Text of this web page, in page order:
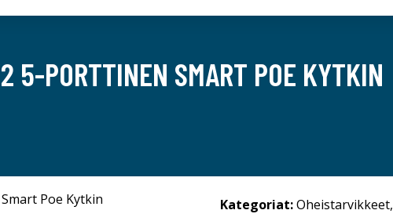
5-PORTTINEN SMART POE KYTKIN
Kategoriat:Oheistarvikkeet,